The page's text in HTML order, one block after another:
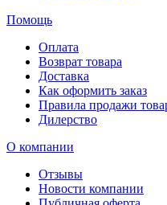
Помощь
Оплата
Возврат товара
Доставка
Как оформить заказ
Правила продажи
Дилерство
О компании
Отзывы
Новости компании